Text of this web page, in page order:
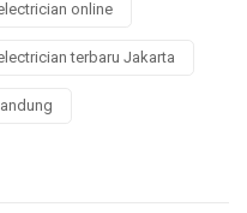
online
terbaru Jakarta